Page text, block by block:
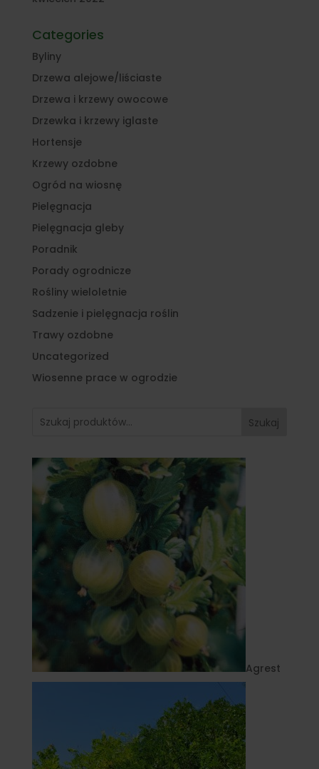
Categories
Byliny
Drzewa alejowe/liściaste
Drzewa i krzewy owocowe
Drzewka i krzewy iglaste
Hortensje
Krzewy ozdobne
Ogród na wiosnę
Pielęgnacja
Pielęgnacja gleby
Poradnik
Porady ogrodnicze
Rośliny wieloletnie
Sadzenie i pielęgnacja roślin
Trawy ozdobne
Uncategorized
Wiosenne prace w ogrodzie
Szukaj
Agrest